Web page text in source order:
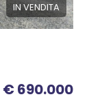
IN VENDITA
€ 690.000